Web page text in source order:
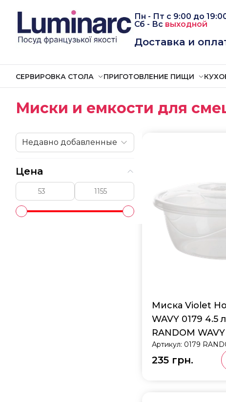
Пн - Пт с 9:00 до
Сб - Вс выходной
Доставка и
СЕРВИРОВКА СТОЛА ПРИГОТОВЛЕНИЕ ПИЩИ
Миски и емкости для
Недавно добавленные
Цена
Миска Violet
WAVY 0179 4.5
RANDOM WAVY
Артикул: 0179
235 грн.